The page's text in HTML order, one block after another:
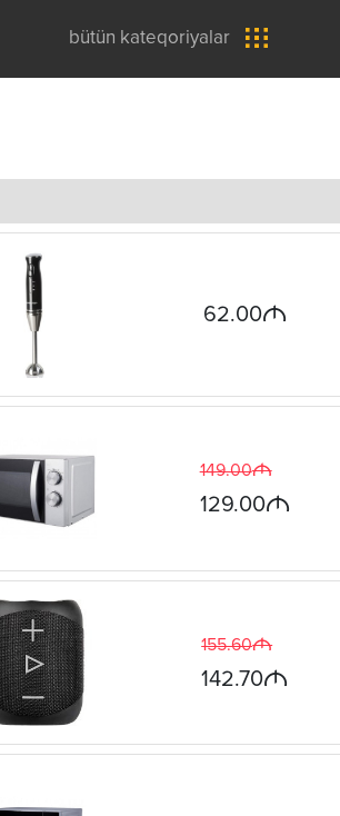
bütün kateqoriyalar
62.00M
149.00M
129.00M
155.60M
142.70M